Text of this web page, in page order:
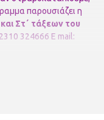
παρουσιάζει η
Στ΄ τάξεων του
324666 E mail: